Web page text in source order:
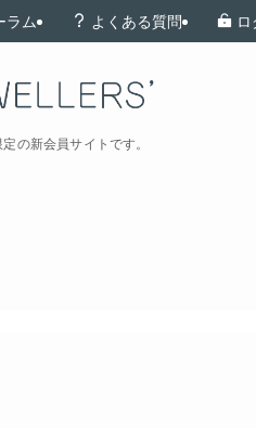
の新会員サイトです。
ラム よくある質問 ロ